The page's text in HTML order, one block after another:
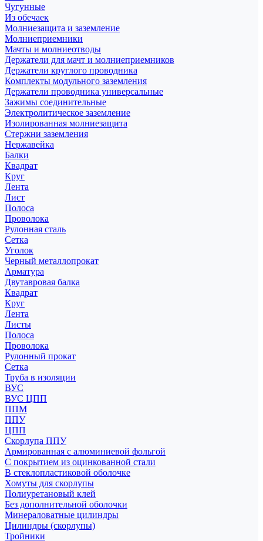
Чугунные
Из обечаек
Молниезащита и заземление
Молниеприемники
Мачты и молниеотводы
Держатели для мачт и молниеприемников
Держатели круглого проводника
Комплекты модульного заземления
Держатели проводника универсальные
Зажимы соединительные
Электролитическое заземление
Изолированная молниезащита
Стержни заземления
Нержавейка
Балки
Квадрат
Круг
Лента
Лист
Полоса
Проволока
Рулонная сталь
Сетка
Уголок
Черный металлопрокат
Арматура
Двутавровая балка
Квадрат
Круг
Лента
Листы
Полоса
Проволока
Рулонный прокат
Сетка
Труба в изоляции
ВУС
ВУС ЦПП
ППМ
ППУ
ЦПП
Скорлупа ППУ
Армированная с алюминиевой фольгой
С покрытием из оцинкованной стали
В стеклопластиковой оболочке
Хомуты для скорлупы
Полиуретановый клей
Без дополнительной оболочки
Минераловатные цилиндры
Цилиндры (скорлупы)
Тройники